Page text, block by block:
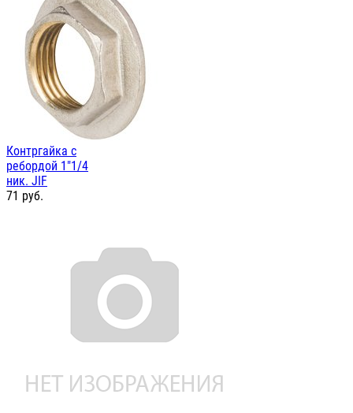
Контргайка с
ребордой 1"1/4
ник. JIF
71 руб.